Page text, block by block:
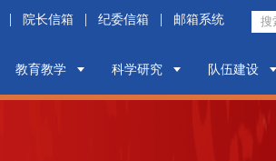
| 院长信箱 | 纪委信箱 | 邮箱系统
教育教学 科学研究 队伍建设